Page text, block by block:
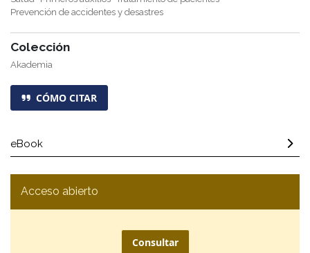
Prevención de accidentes y desastres
Colección
Akademia
CÓMO CITAR
eBook
Acceso abierto
Consultar